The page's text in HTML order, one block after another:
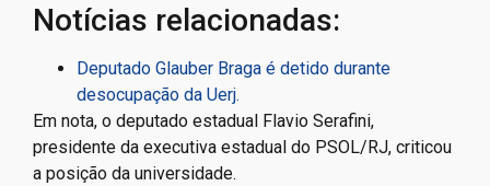
Notícias relacionadas:
Deputado Glauber Braga é detido durante
desocupação da Uerj.
Em nota, o deputado estadual Flavio Serafini,
presidente da executiva estadual do PSOL/RJ, criticou
a posição da universidade.